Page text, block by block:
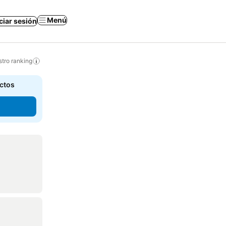
sesión Menú
ranking